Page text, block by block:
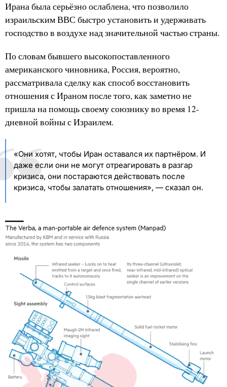
Ирана была серьёзно ослаблена, что позволило
израильским ВВС быстро установить и удерживать
господство в воздухе над значительной частью страны.
По словам бывшего высокопоставленного
американского чиновника, Россия, вероятно,
рассматривала сделку как способ восстановить
отношения с Ираном после того, как заметно не
пришла на помощь своему союзнику во время 12-
дневной войны с Израилем.
«Они хотят, чтобы Иран оставался их партнёром. И
даже если они не могут отреагировать в разгар
кризиса, они постараются действовать после
кризиса, чтобы залатать отношения», — сказал он.